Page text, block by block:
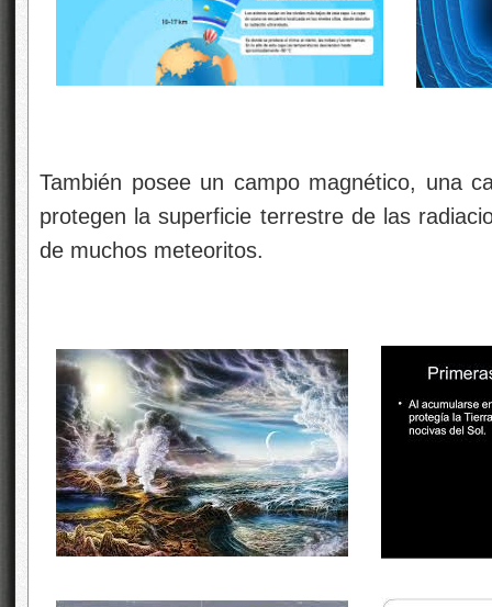
También posee un campo magnético, una
protegen la superficie terrestre de las
de muchos meteoritos.